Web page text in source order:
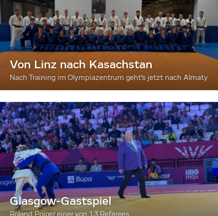
Von Linz nach Kasachstan
Nach Training im Olympiazentrum geht's jetzt nach Almaty
Glasgow-Gastspiel
Roland Poiger einer von 13 Referees